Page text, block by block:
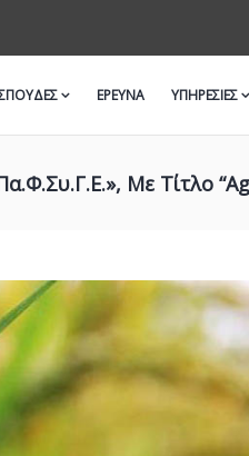
ΈΡΕΥΝΑ ΥΠΗΡΕΣΙΕΣ
Με Τίτλο